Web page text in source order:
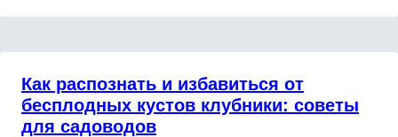
Как распознать и избавиться от
бесплодных кустов клубники: советы
для садоводов